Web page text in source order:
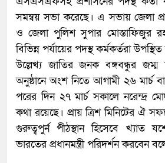
সমন্বয় সভা করেছে। এ সভায় জেলা
ও জেলা পুলিশ সুপার মোস্তাফিজুর
বিভিন্ন পর্যায়ের পদস্থ কর্মকর্তরা
উল্লেখ্য জাতির জনক বঙ্গবন্ধুর জম্ম
অনুষ্ঠানে অংশ নিতে আগামী ২৬ মার্চ
পরের দিন ২৭ মার্চ সকালে নরেন্দ্র
কথা রয়েছে। প্রায় ত্রিশ মিনিটের ঐ
গুরুত্বপুর্ন পীঠস্থান হিসেবে খ্যাত
ভারতের প্রধানমন্ত্রী পরিদর্শন করবেন